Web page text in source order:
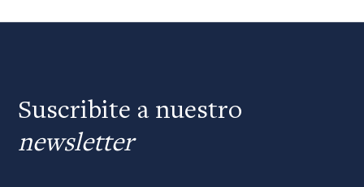
Suscribite a nuestro
newsletter